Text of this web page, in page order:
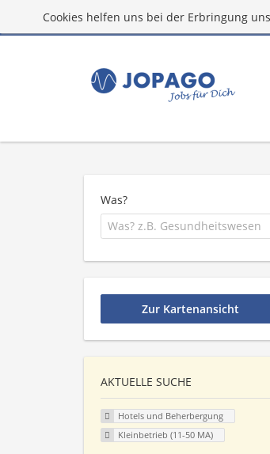
Cookies helfen uns bei der Erbringung
Was?
Zur Kartenansicht
AKTUELLE SUCHE
Hotels und Beherbergung
Kleinbetrieb (11-50 MA)